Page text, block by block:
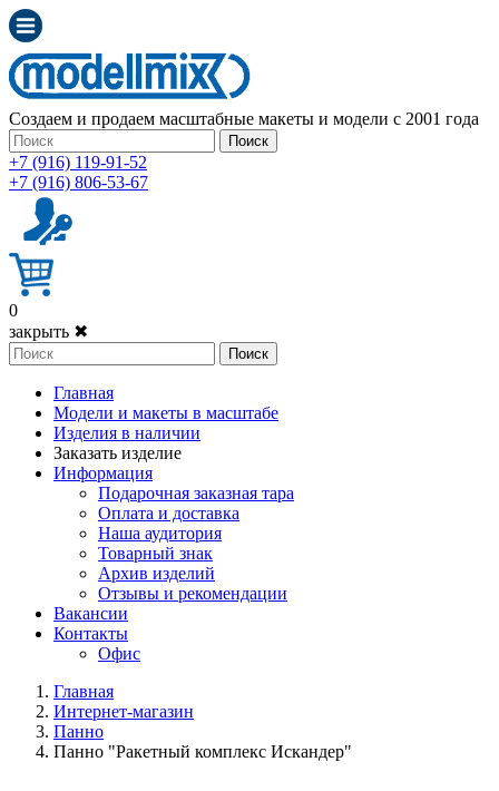
Создаем и продаем масштабные макеты и модели с 2001 года
Поиск
+7 (916) 119-91-52
+7 (916) 806-53-67
0
закрыть ✖
Поиск
Главная
Модели и макеты в масштабе
Изделия в наличии
Заказать изделие
Информация
Подарочная заказная тара
Оплата и доставка
Наша аудитория
Товарный знак
Архив изделий
Отзывы и рекомендации
Вакансии
Контакты
Офис
Главная
Интернет-магазин
Панно
Панно "Ракетный комплекс Искандер"